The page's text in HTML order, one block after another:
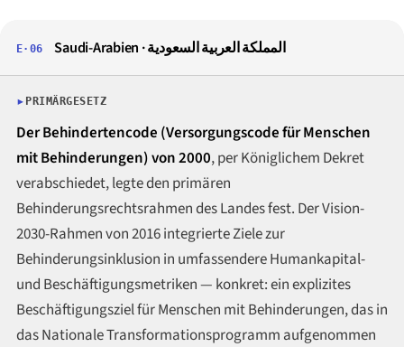
E·06 Saudi-Arabien ·المملكة العربية السعودية
PRIMÄRGESETZ
Der Behindertencode (Versorgungscode für Menschen
mit Behinderungen) von 2000, per Königlichem Dekret
verabschiedet, legte den primären
Behinderungsrechtsrahmen des Landes fest. Der Vision-
2030-Rahmen von 2016 integrierte Ziele zur
Behinderungsinklusion in umfassendere Humankapital-
und Beschäftigungsmetriken — konkret: ein explizites
Beschäftigungsziel für Menschen mit Behinderungen, das in
das Nationale Transformationsprogramm aufgenommen